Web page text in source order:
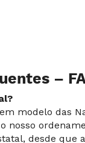
–
modelo das
nosso
desde que